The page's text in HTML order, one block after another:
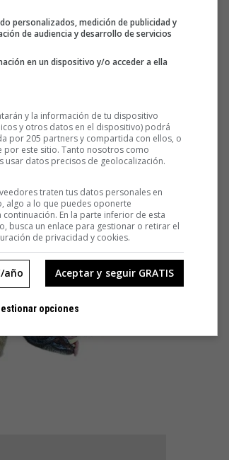
a conocer, sus creadores han
a la que ya se han sumado 10
5,4 millones de perros censados y
constante para ellos».
personalizados, medición de publicidad y
de audiencia y desarrollo de servicios
en un dispositivo y/o acceder a ella
y la información de tu dispositivo
y otros datos en el dispositivo) podrá
por 205 partners y compartida con ellos, o
por este sitio. Tanto nosotros como
usar datos precisos de geolocalización.
traten tus datos personales en
algo a lo que puedes oponerte
En la parte inferior de esta
busca un enlace para gestionar o retirar el
de privacidad y cookies.
Aceptar y seguir GRATIS
año
opciones